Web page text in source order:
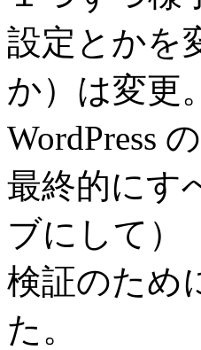
設定とかを
か）は変更。
WordPress
最終的にす
ブにして）
検証のため
た。